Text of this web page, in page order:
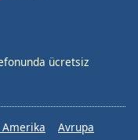
ücretsiz
Amerika
Avrupa